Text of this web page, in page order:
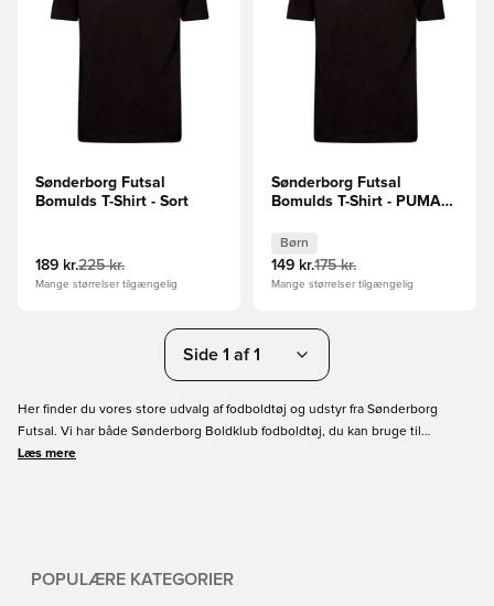
Sønderborg Futsal
Bomulds T-Shirt - Sort
189 kr.225 kr.
Mange størrelser tilgængelig
Sønderborg Futsal
Bomulds T-Shirt - PUMA
Børn
149 kr.175 kr.
Mange størrelser tilgængelig
Side 1 af 1
Her finder du vores store udvalg af fodboldtøj og udstyr fra Sønderborg
Futsal. Vi har både Sønderborg Boldklub fodboldtøj, du kan bruge til
trænings- og kampdag, ligesom du kan finde dit hverdagstøj med klubbens
Læs mere
POPULÆRE KATEGORIER